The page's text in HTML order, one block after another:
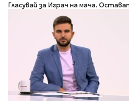
Гласувай за Играч на мача.